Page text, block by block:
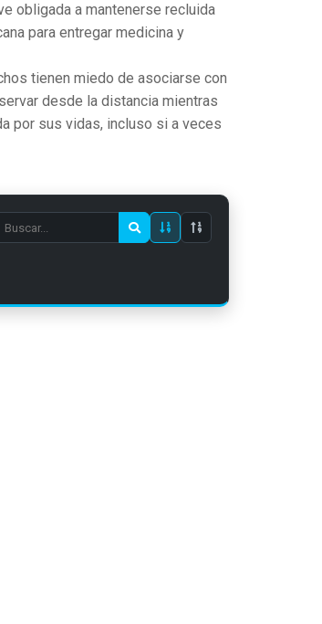
obligada a mantenerse recluida
para entregar medicina y
tienen miedo de asociarse con
desde la distancia mientras
por sus vidas, incluso si a veces
Search